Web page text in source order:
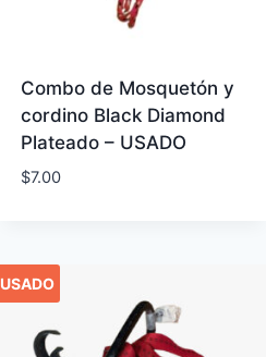
Combo de Mosquetón y
cordino Black Diamond
Plateado – USADO
$7.00
USADO